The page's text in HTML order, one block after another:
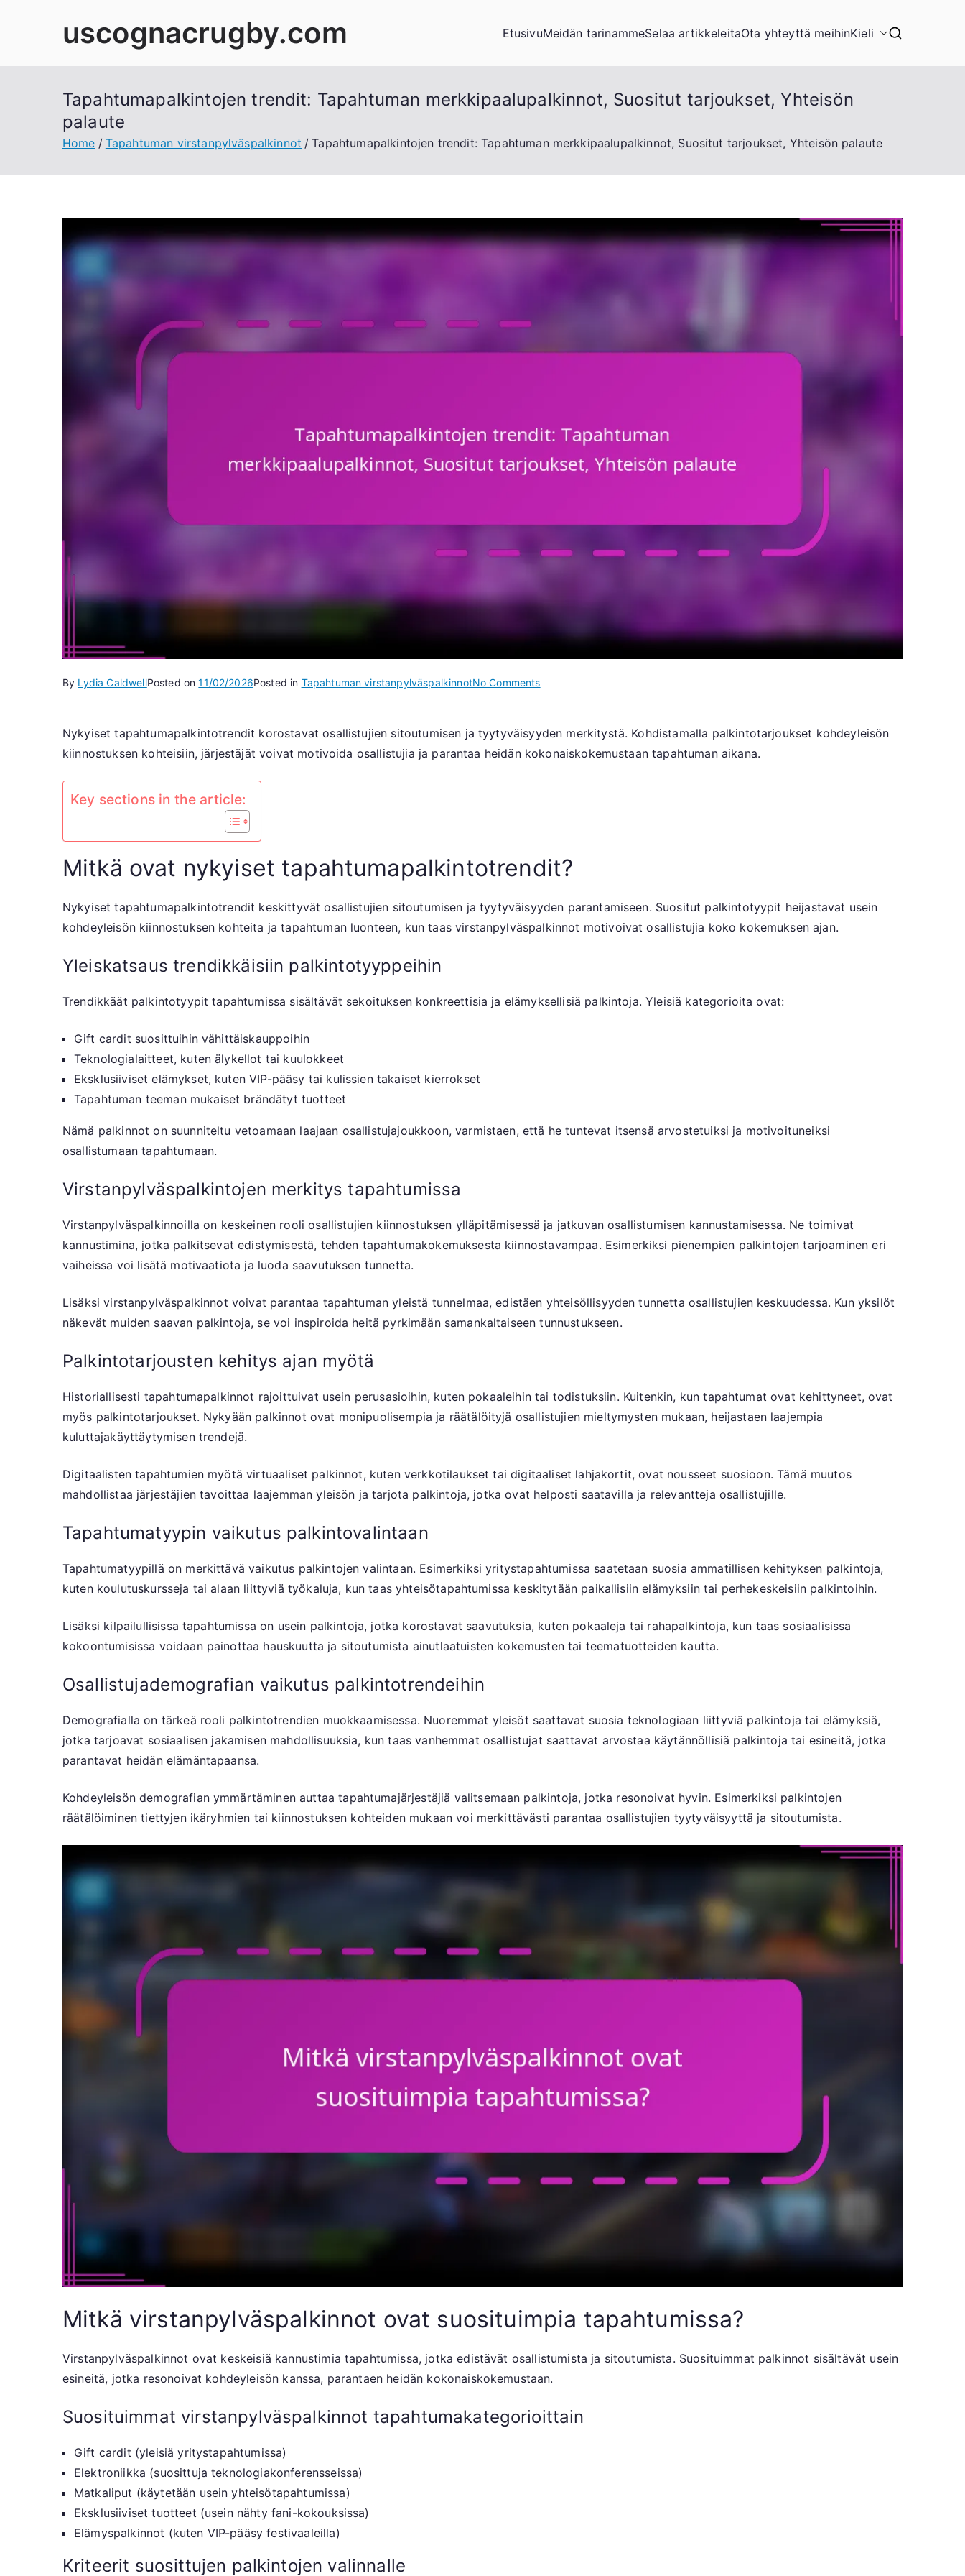
uscognacrugby.com EtusivuMeidän tarinammeSelaa artikkeleitaOta yhteyttä meihinKieli
Tapahtumapalkintojen trendit: Tapahtuman merkkipaalupalkinnot, Suositut tarjoukset, Yhteisön
palaute
Home Tapahtuman virstanpylväspalkinnot Tapahtumapalkintojen trendit: Tapahtuman merkkipaalupalkinnot, Suositut tarjoukset, Yhteisön palaute
By Lydia CaldwellPosted on11/02/2026Posted in Tapahtuman virstanpylväspalkinnotNo Commentson
Tapahtuman
merkkipaalupalkinnot,
Nykyiset tapahtumapalkintotrendit korostavat osallistujien sitoutumisen ja tyytyväisyyden merkitystä. Kohdistamalla palkintotarjoukset kohdeyleisön
kiinnostuksen kohteisiin, järjestäjät voivat motivoida osallistujia ja parantaa heidän kokonaiskokemustaan tapahtuman aikana.
Key sections in the article:
Mitkä ovat nykyiset tapahtumapalkintotrendit?
Nykyiset tapahtumapalkintotrendit keskittyvät osallistujien sitoutumisen ja tyytyväisyyden parantamiseen. Suositut palkintotyypit heijastavat usein
kohdeyleisön kiinnostuksen kohteita ja tapahtuman luonteen, kun taas virstanpylväspalkinnot motivoivat osallistujia koko kokemuksen ajan.
Yleiskatsaus trendikkäisiin palkintotyyppeihin
Trendikkäät palkintotyypit tapahtumissa sisältävät sekoituksen konkreettisia ja elämyksellisiä palkintoja. Yleisiä kategorioita ovat:
Gift cardit suosittuihin vähittäiskauppoihin
Teknologialaitteet, kuten älykellot tai kuulokkeet
Eksklusiiviset elämykset, kuten VIP-pääsy tai kulissien takaiset kierrokset
Tapahtuman teeman mukaiset brändätyt tuotteet
Nämä palkinnot on suunniteltu vetoamaan laajaan osallistujajoukkoon, varmistaen, että he tuntevat itsensä arvostetuiksi ja motivoituneiksi
osallistumaan tapahtumaan.
Virstanpylväspalkintojen merkitys tapahtumissa
Virstanpylväspalkinnoilla on keskeinen rooli osallistujien kiinnostuksen ylläpitämisessä ja jatkuvan osallistumisen kannustamisessa. Ne toimivat
kannustimina, jotka palkitsevat edistymisestä, tehden tapahtumakokemuksesta kiinnostavampaa. Esimerkiksi pienempien palkintojen tarjoaminen eri
vaiheissa voi lisätä motivaatiota ja luoda saavutuksen tunnetta.
Lisäksi virstanpylväspalkinnot voivat parantaa tapahtuman yleistä tunnelmaa, edistäen yhteisöllisyyden tunnetta osallistujien keskuudessa. Kun yksilöt
näkevät muiden saavan palkintoja, se voi inspiroida heitä pyrkimään samankaltaiseen tunnustukseen.
Palkintotarjousten kehitys ajan myötä
Historiallisesti tapahtumapalkinnot rajoittuivat usein perusasioihin, kuten pokaaleihin tai todistuksiin. Kuitenkin, kun tapahtumat ovat kehittyneet, ovat
myös palkintotarjoukset. Nykyään palkinnot ovat monipuolisempia ja räätälöityjä osallistujien mieltymysten mukaan, heijastaen laajempia
kuluttajakäyttäytymisen trendejä.
Digitaalisten tapahtumien myötä virtuaaliset palkinnot, kuten verkkotilaukset tai digitaaliset lahjakortit, ovat nousseet suosioon. Tämä muutos
mahdollistaa järjestäjien tavoittaa laajemman yleisön ja tarjota palkintoja, jotka ovat helposti saatavilla ja relevantteja osallistujille.
Tapahtumatyypin vaikutus palkintovalintaan
Tapahtumatyypillä on merkittävä vaikutus palkintojen valintaan. Esimerkiksi yritystapahtumissa saatetaan suosia ammatillisen kehityksen palkintoja,
kuten koulutuskursseja tai alaan liittyviä työkaluja, kun taas yhteisötapahtumissa keskitytään paikallisiin elämyksiin tai perhekeskeisiin palkintoihin.
Lisäksi kilpailullisissa tapahtumissa on usein palkintoja, jotka korostavat saavutuksia, kuten pokaaleja tai rahapalkintoja, kun taas sosiaalisissa
kokoontumisissa voidaan painottaa hauskuutta ja sitoutumista ainutlaatuisten kokemusten tai teematuotteiden kautta.
Osallistujademografian vaikutus palkintotrendeihin
Demografialla on tärkeä rooli palkintotrendien muokkaamisessa. Nuoremmat yleisöt saattavat suosia teknologiaan liittyviä palkintoja tai elämyksiä,
jotka tarjoavat sosiaalisen jakamisen mahdollisuuksia, kun taas vanhemmat osallistujat saattavat arvostaa käytännöllisiä palkintoja tai esineitä, jotka
parantavat heidän elämäntapaansa.
Kohdeyleisön demografian ymmärtäminen auttaa tapahtumajärjestäjiä valitsemaan palkintoja, jotka resonoivat hyvin. Esimerkiksi palkintojen
räätälöiminen tiettyjen ikäryhmien tai kiinnostuksen kohteiden mukaan voi merkittävästi parantaa osallistujien tyytyväisyyttä ja sitoutumista.
Mitkä virstanpylväspalkinnot ovat suosituimpia tapahtumissa?
Virstanpylväspalkinnot ovat keskeisiä kannustimia tapahtumissa, jotka edistävät osallistumista ja sitoutumista. Suosituimmat palkinnot sisältävät usein
esineitä, jotka resonoivat kohdeyleisön kanssa, parantaen heidän kokonaiskokemustaan.
Suosituimmat virstanpylväspalkinnot tapahtumakategorioittain
Gift cardit (yleisiä yritystapahtumissa)
Elektroniikka (suosittuja teknologiakonferensseissa)
Matkaliput (käytetään usein yhteisötapahtumissa)
Eksklusiiviset tuotteet (usein nähty fani-kokouksissa)
Elämyspalkinnot (kuten VIP-pääsy festivaaleilla)
Kriteerit suosittujen palkintojen valinnalle